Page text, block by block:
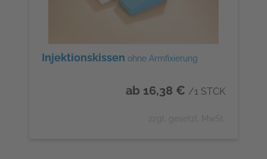
Injektionskissen ohne Armfixierung
ab 16,38 € /1 STCK
zzgl. gesetzl. MwSt.